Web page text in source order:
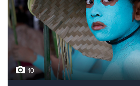
10